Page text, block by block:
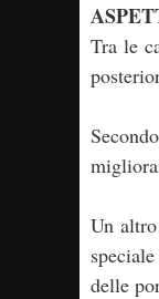
Tra le
Un
delle